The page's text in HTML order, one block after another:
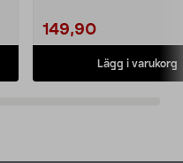
149,90
Lägg i varukorg